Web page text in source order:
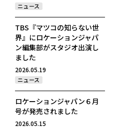
ニュース
TBS『マツコの知らない世
界』にロケーションジャパ
ン編集部がスタジオ出演し
ました
2026.05.19
ニュース
ロケーションジャパン６月
号が発売されました
2026.05.15